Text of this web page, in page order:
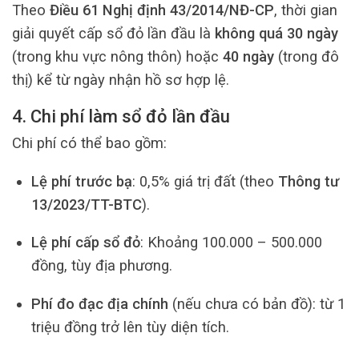
Theo Điều 61 Nghị định 43/2014/NĐ-CP, thời gian
giải quyết cấp sổ đỏ lần đầu là không quá 30 ngày
(trong khu vực nông thôn) hoặc 40 ngày (trong đô
thị) kể từ ngày nhận hồ sơ hợp lệ.
4. Chi phí làm sổ đỏ lần đầu
Chi phí có thể bao gồm:
Lệ phí trước bạ: 0,5% giá trị đất (theo Thông tư
13/2023/TT-BTC).
Lệ phí cấp sổ đỏ: Khoảng 100.000 – 500.000
đồng, tùy địa phương.
Phí đo đạc địa chính (nếu chưa có bản đồ): từ 1
triệu đồng trở lên tùy diện tích.